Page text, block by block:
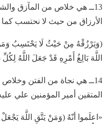
13ــ هي خلاص من المآزق
الأرزاق من حيث لا نحتسب
(وَيَرْزُقْهُ مِنْ حَيْثُ لَا يَحْتَسِبُ
اللَّهَ بَالِغُ أَمْرِهِ قَدْ جَعَلَ اللَّهُ لِكُلِّ
14ــ هي نجاة من الفتن
المتقين أمير المؤمنين علي
«اعلَموا أنّهُ (وَمَنْ يَتَّقِ اللَّهَ